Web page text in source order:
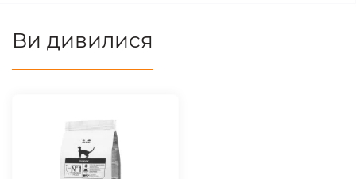
Ви дивилися